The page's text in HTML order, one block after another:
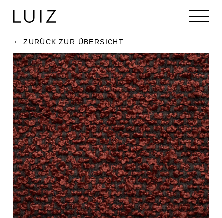
ZURÜCK ZUR ÜBERSICHT